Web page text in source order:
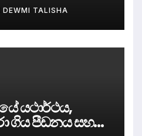
DEWMI TALISHA
යථාර්ථය,
ගිය පීඩනය සහ